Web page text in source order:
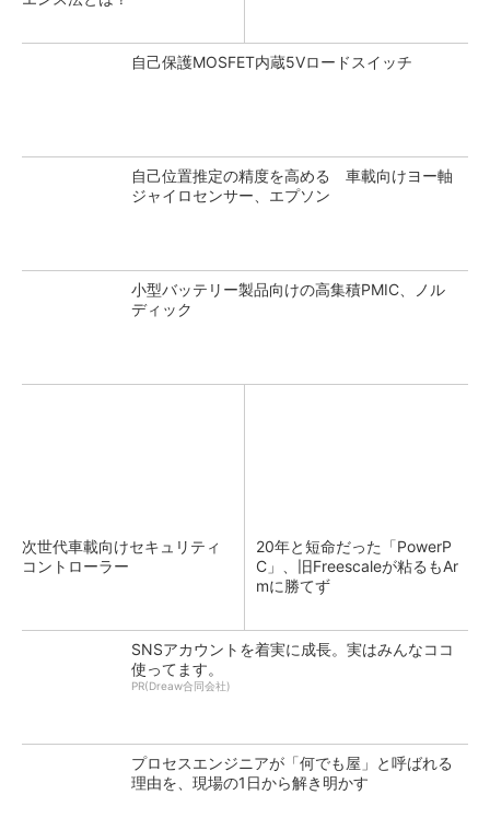
自己保護MOSFET内蔵5Vロードスイッチ
自己位置推定の精度を高める 車載向けヨー軸
ジャイロセンサー、エプソン
小型バッテリー製品向けの高集積PMIC、ノル
ディック
次世代車載向けセキュリティ
コントローラー
20年と短命だった「PowerP
C」、旧Freescaleが粘るもAr
mに勝てず
SNSアカウントを着実に成長。実はみんなココ
使ってます。
PR(Dreaw合同会社)
プロセスエンジニアが「何でも屋」と呼ばれる
理由を、現場の1日から解き明かす